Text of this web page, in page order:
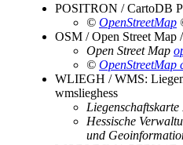
POSITRON / CartoDB
© OpenStreetMap
OSM / Open Street Map
Open Street Map
© OpenStreetMap
WLIEGH / WMS:
wmslieghess
Liegenschaftskarte
Hessische
und